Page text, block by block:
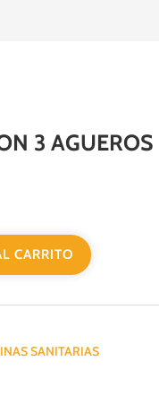
3 AGUEROS
CARRITO
SANITARIAS